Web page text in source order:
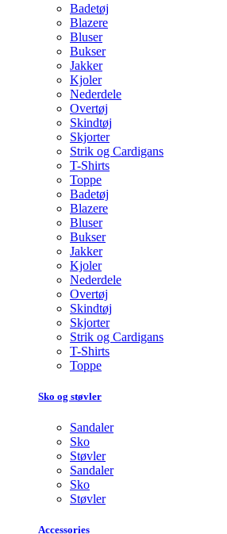
Badetøj
Blazere
Bluser
Bukser
Jakker
Kjoler
Nederdele
Overtøj
Skindtøj
Skjorter
Strik og Cardigans
T-Shirts
Toppe
Badetøj
Blazere
Bluser
Bukser
Jakker
Kjoler
Nederdele
Overtøj
Skindtøj
Skjorter
Strik og Cardigans
T-Shirts
Toppe
Sko og støvler
Sandaler
Sko
Støvler
Sandaler
Sko
Støvler
Accessories